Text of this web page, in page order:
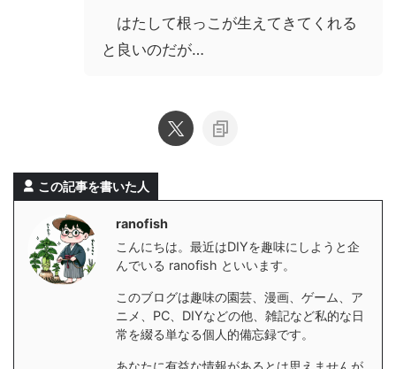
はたして根っこが生えてきてくれる
と良いのだが…
この記事を書いた人
ranofish
こんにちは。最近はDIYを趣味にしようと企
んでいる ranofish といいます。
このブログは趣味の園芸、漫画、ゲーム、ア
ニメ、PC、DIYなどの他、雑記など私的な日
常を綴る単なる個人的備忘録です。
あなたに有益な情報があるとは思えませんが